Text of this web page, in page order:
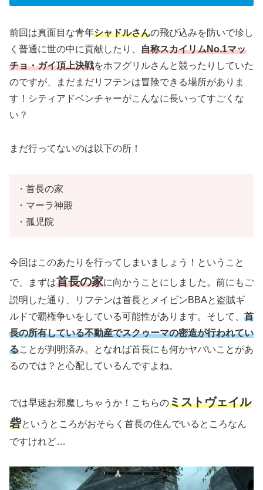
前回は真面目な青年シャドルさんの飛び込みを防いで珍し
く普通に世の中に貢献したり、 自称スカイリムNo.1マッ
チョ・ガイ頂上決戦をホフグリルさんと競ったりしていた
のですが、まだまだリフテンは冒険できる場所がありま
す！シティアドベンチャーがこんなに長いってすごくな
い？
まだ行ってないのは以下の所！
・首長の家
・マーラ神殿
・孤児院
今回はこのあたりを行ってしまいましょう！ということ
で、まずは首長の家に向かうことにしました。前にもご
説明した通り、リフテンは首長とメイビンBBAと盗賊ギ
ルドで覇権争いをしている可能性があります。そして、 首
長の所有している不動産でスクゥーマの密造が行われてい
ることが判明済み。となれば首長にも何かヤバいことがあ
るのでは？と心配しているんですよね。
では早速お邪魔しちゃうか！こちらのミストヴェイル
砦というところがおそらく首長の住んでいるところなん
ですけれど…